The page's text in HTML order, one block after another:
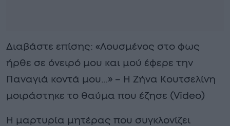
Διαβάστε επίσης: «Λουσμένος στο φως
ήρθε σε όνειρό μου και μού έφερε την
Παναγιά κοντά μου…» – Η Ζήνα Κουτσελίνη
μοιράστηκε το θαύμα που έζησε (Video)
Η μαρτυρία μητέρας που συγκλονίζει